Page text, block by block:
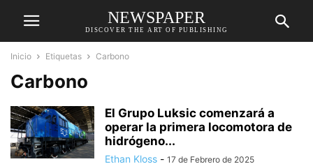
NEWSPAPER
DISCOVER THE ART OF PUBLISHING
Inicio Etiquetas Carbono
Carbono
El Grupo Luksic comenzará a
operar la primera locomotora de
hidrógeno...
Ethan Kloss - 17 de Febrero de 2025